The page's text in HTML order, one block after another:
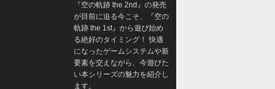
『空の軌跡 the 2nd』の発売
が目前に迫る今こそ、『空の
軌跡 the 1st』から遊び始め
る絶好のタイミング！ 快適
になったゲームシステムや新
要素を交えながら、今遊びた
い本シリーズの魅力を紹介し
ます。